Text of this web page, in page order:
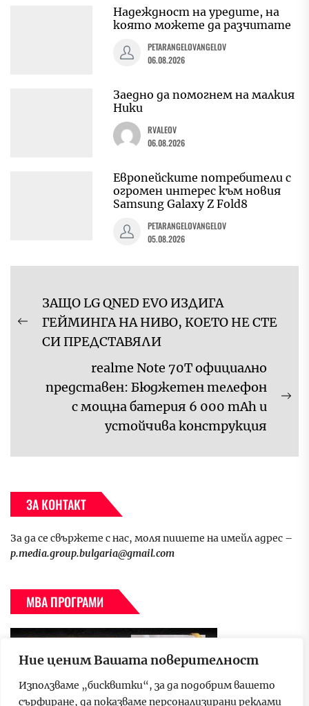
Ние ценим Вашата поверителност
Използваме „бисквитки“, за да подобрим вашето
сърфиране, да показваме персонализирани реклами
Надеждност на уредите, на
която можете да разчитате
PETARANGELOVANGELOV
06.08.2026
Заедно да помогнем на малкия
Ники
RVALEOV
06.08.2026
Европейските потребители с
огромен интерес към новия
Samsung Galaxy Z Fold8
PETARANGELOVANGELOV
05.08.2026
Навигация
Previous
post:
ЗАЩО LG QNED EVO ИЗДИГА
ГЕЙМИНГА НА НИВО, КОЕТО НЕ СТЕ
СИ ПРЕДСТАВЯЛИ
realme Note 70T официално
представен: Бюджетен телефон
с мощна батерия 6 000 mAh и
устойчива конструкция
ЗА КОНТАКТ
За да се свържете с нас, моля пишете на имейл адрес –
p.media.group.bulgaria@gmail.com
МВА ПРОГРАМИ